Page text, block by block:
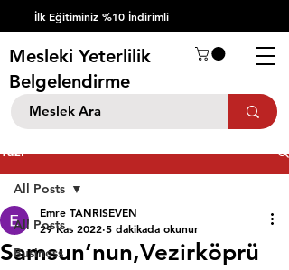
İlk Eğitiminiz %10 İndirimli
Mesleki Yeterlilik
Belgelendirme
Yazı
All Posts
Business
All Posts
Samsun’nun,Vezirköprü
Emre TANRISEVEN
29 Kas 2022 5 dakikada okunur